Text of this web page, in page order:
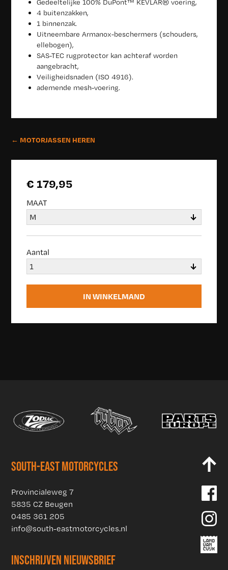
4 buitenzakken,
1 binnenzak.
Uitneembare Armanox-beschermers (schouders,
ellebogen),
SAS-TEC rugprotector kan achteraf worden
aangebracht,
Veiligheidsnaden (ISO 4916).
ademende mesh-voering.
← MOTORJASSEN HEREN
€ 179,95
MAAT
Aantal
SOUTH-EAST MOTORCYCLES
Provincialeweg 7
5835 CZ Beugen
0485 361 205
info@south-eastmotorcycles.nl
INSCHRIJVEN NIEUWSBRIEF